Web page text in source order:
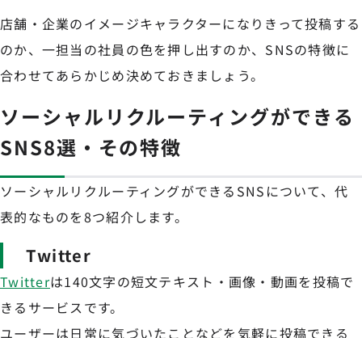
店舗・企業のイメージキャラクターになりきって投稿する
のか、一担当の社員の色を押し出すのか、SNSの特徴に
合わせてあらかじめ決めておきましょう。
ソーシャルリクルーティングができる
SNS8選・その特徴
ソーシャルリクルーティングができるSNSについて、代
表的なものを8つ紹介します。
Twitter
Twitterは140文字の短文テキスト・画像・動画を投稿で
きるサービスです。
ユーザーは日常に気づいたことなどを気軽に投稿できる